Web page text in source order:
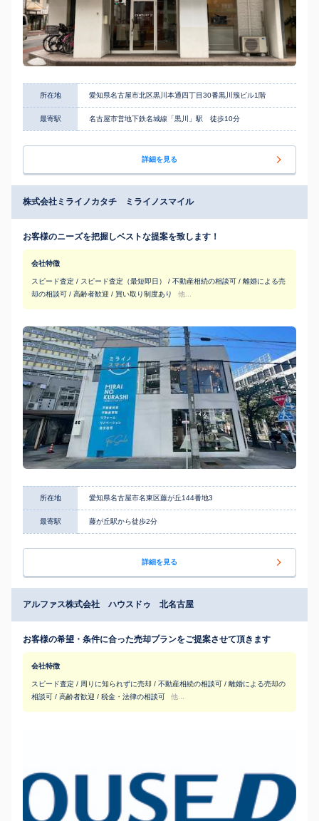
所在地 愛知県名古屋市北区黒川本通四丁目30番黒川籏ビル1階
最寄駅 名古屋市営地下鉄名城線「黒川」駅 徒歩10分
詳細を見る
株式会社ミライノカタチ ミライノスマイル
お客様のニーズを把握しベストな提案を致します！
会社特徴
スピード査定 / スピード査定（最短即日） / 不動産相続の相談可 / 離婚による売
却の相談可 / 高齢者歓迎 / 買い取り制度あり
他...
所在地 愛知県名古屋市名東区藤が丘144番地3
最寄駅 藤が丘駅から徒歩2分
詳細を見る
アルファス株式会社 ハウスドゥ 北名古屋
お客様の希望・条件に合った売却プランをご提案させて頂きます
会社特徴
スピード査定 / 周りに知られずに売却 / 不動産相続の相談可 / 離婚による売却の
相談可 / 高齢者歓迎 / 税金・法律の相談可
他...